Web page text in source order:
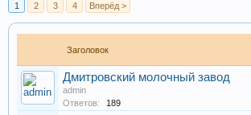
1 2 3 4 Вперёд >
Заголовок
Дмитровский молочный завод
admin
Ответов:
189